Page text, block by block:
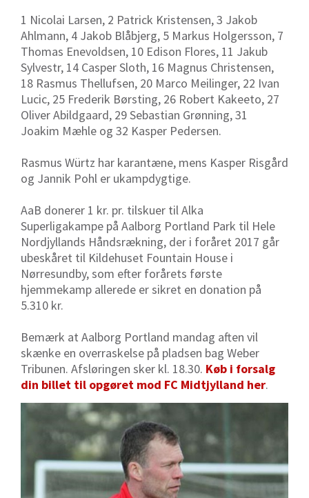
1 Nicolai Larsen, 2 Patrick Kristensen, 3 Jakob
Ahlmann, 4 Jakob Blåbjerg, 5 Markus Holgersson, 7
Thomas Enevoldsen, 10 Edison Flores, 11 Jakub
Sylvestr, 14 Casper Sloth, 16 Magnus Christensen,
18 Rasmus Thellufsen, 20 Marco Meilinger, 22 Ivan
Lucic, 25 Frederik Børsting, 26 Robert Kakeeto, 27
Oliver Abildgaard, 29 Sebastian Grønning, 31
Joakim Mæhle og 32 Kasper Pedersen.
Rasmus Würtz har karantæne, mens Kasper Risgård
og Jannik Pohl er ukampdygtige.
AaB donerer 1 kr. pr. tilskuer til Alka
Superligakampe på Aalborg Portland Park til Hele
Nordjyllands Håndsrækning, der i foråret 2017 går
ubeskåret til Kildehuset Fountain House i
Nørresundby, som efter forårets første
hjemmekamp allerede er sikret en donation på
5.310 kr.
Bemærk at Aalborg Portland mandag aften vil
skænke en overraskelse på pladsen bag Weber
Tribunen. Afsløringen sker kl. 18.30. Køb i forsalg
din billet til opgøret mod FC Midtjylland her.